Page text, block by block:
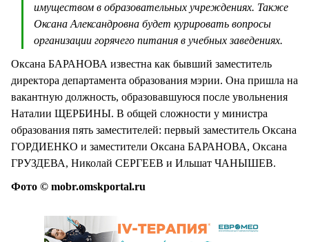
имуществом в образовательных учреждениях. Также
Оксана Александровна будет курировать вопросы
организации горячего питания в учебных заведениях.
Оксана БАРАНОВА известна как бывший заместитель
директора департамента образования мэрии. Она пришла на
вакантную должность, образовавшуюся после увольнения
Наталии ЩЕРБИНЫ. В общей сложности у министра
образования пять заместителей: первый заместитель Оксана
ГОРДИЕНКО и заместители Оксана БАРАНОВА, Оксана
ГРУЗДЕВА, Николай СЕРГЕЕВ и Ильшат ЧАНЫШЕВ.
Фото © mobr.omskportal.ru